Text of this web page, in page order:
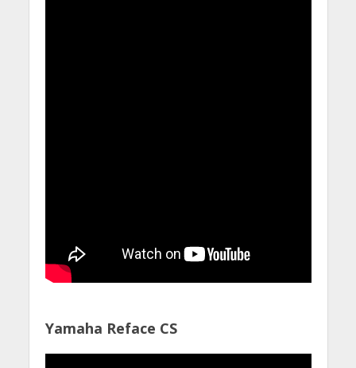
Yamaha Reface CS